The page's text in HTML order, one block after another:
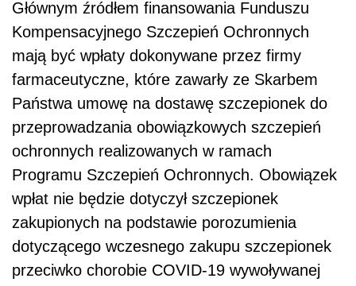
Głównym źródłem finansowania Funduszu
Kompensacyjnego Szczepień Ochronnych
mają być wpłaty dokonywane przez firmy
farmaceutyczne, które zawarły ze Skarbem
Państwa umowę na dostawę szczepionek do
przeprowadzania obowiązkowych szczepień
ochronnych realizowanych w ramach
Programu Szczepień Ochronnych. Obowiązek
wpłat nie będzie dotyczył szczepionek
zakupionych na podstawie porozumienia
dotyczącego wczesnego zakupu szczepionek
przeciwko chorobie COVID-19 wywoływanej